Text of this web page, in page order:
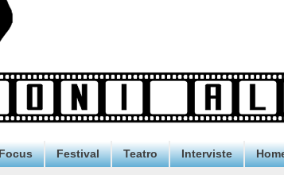
Festival Teatro Interviste